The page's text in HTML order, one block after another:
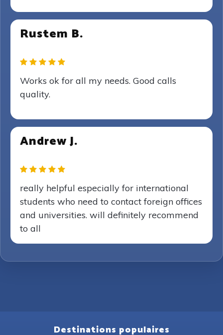
Rustem B.
Works ok for all my needs. Good calls
quality.
Andrew J.
really helpful especially for international
students who need to contact foreign offices
and universities. will definitely recommend
to all
Destinations populaires